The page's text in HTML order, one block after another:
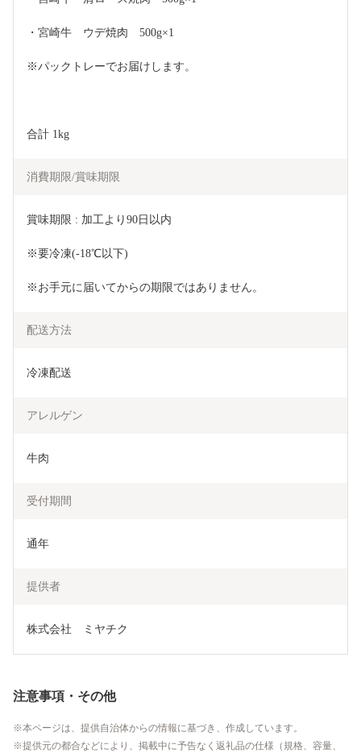
・宮崎牛　ウデ焼肉　500g×1
※パックトレーでお届けします。
合計 1kg
消費期限/賞味期限
賞味期限 : 加工より90日以内
※要冷凍(-18℃以下)
※お手元に届いてからの期限ではありません。
配送方法
冷凍配送
アレルゲン
牛肉
受付期間
通年
提供者
株式会社　ミヤチク
注意事項・その他
本ページは、提供自治体からの情報に基づき、作成しています。
提供元の都合などにより、掲載中に予告なく返礼品の仕様（規格、容量、